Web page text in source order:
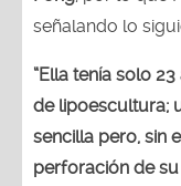
señalando lo
“Ella tenía solo
de lipoescultura;
sencilla pero, sin
perforación de